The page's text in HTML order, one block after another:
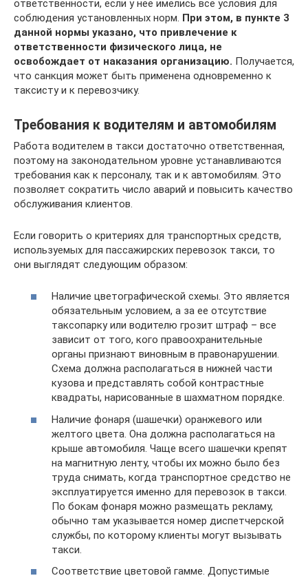
ответственности, если у неё имелись все условия для
соблюдения установленных норм. При этом, в пункте 3
данной нормы указано, что привлечение к
ответственности физического лица, не
освобождает от наказания организацию. Получается,
что санкция может быть применена одновременно к
таксисту и к перевозчику.
Требования к водителям и автомобилям
Работа водителем в такси достаточно ответственная,
поэтому на законодательном уровне устанавливаются
требования как к персоналу, так и к автомобилям. Это
позволяет сократить число аварий и повысить качество
обслуживания клиентов.
Если говорить о критериях для транспортных средств,
используемых для пассажирских перевозок такси, то
они выглядят следующим образом:
Наличие цветографической схемы. Это является
обязательным условием, а за ее отсутствие
таксопарку или водителю грозит штраф – все
зависит от того, кого правоохранительные
органы признают виновным в правонарушении.
Схема должна располагаться в нижней части
кузова и представлять собой контрастные
квадраты, нарисованные в шахматном порядке.
Наличие фонаря (шашечки) оранжевого или
желтого цвета. Она должна располагаться на
крыше автомобиля. Чаще всего шашечки крепят
на магнитную ленту, чтобы их можно было без
труда снимать, когда транспортное средство не
эксплуатируется именно для перевозок в такси.
По бокам фонаря можно размещать рекламу,
обычно там указывается номер диспетчерской
службы, по которому клиенты могут вызывать
такси.
Соответствие цветовой гамме. Допустимые